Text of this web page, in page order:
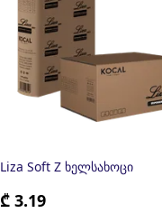
Liza Soft Z ხელსახოცი
₾ 3.19